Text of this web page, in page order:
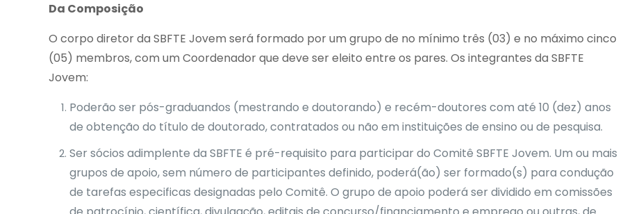
Da Composição
O corpo diretor da SBFTE Jovem será formado por um grupo de no mínimo três (03) e no máximo cinco
(05) membros, com um Coordenador que deve ser eleito entre os pares. Os integrantes da SBFTE
Jovem:
Poderão ser pós-graduandos (mestrando e doutorando) e recém-doutores com até 10 (dez) anos
de obtenção do título de doutorado, contratados ou não em instituições de ensino ou de pesquisa.
Ser sócios adimplente da SBFTE é pré-requisito para participar do Comitê SBFTE Jovem. Um ou mais
grupos de apoio, sem número de participantes definido, poderá(ão) ser formado(s) para condução
de tarefas especificas designadas pelo Comitê. O grupo de apoio poderá ser dividido em comissões